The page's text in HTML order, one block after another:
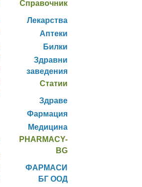
Справочник
Лекарства
Аптеки
Билки
Здравни
заведения
Статии
Здраве
Фармация
Медицина
PHARMACY-
BG
ФАРМАСИ
БГ ООД